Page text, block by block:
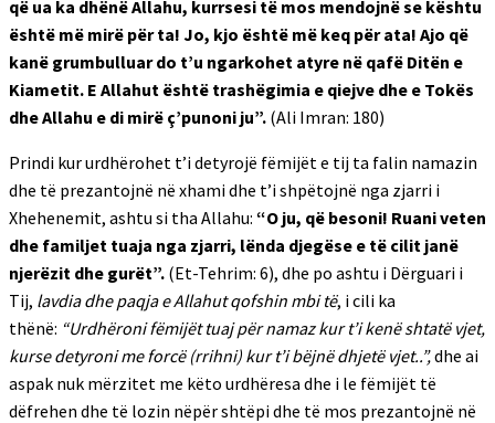
që ua ka dhënë Allahu, kurrsesi të mos mendojnë se kështu
është më mirë për ta! Jo, kjo është më keq për ata! Ajo që
kanë grumbulluar do t’u ngarkohet atyre në qafë Ditën e
Kiametit. E Allahut është trashëgimia e qiejve dhe e Tokës
dhe Allahu e di mirë ç’punoni ju”. (Ali Imran: 180)
Prindi kur urdhërohet t’i detyrojë fëmijët e tij ta falin namazin
dhe të prezantojnë në xhami dhe t’i shpëtojnë nga zjarri i
Xhehenemit, ashtu si tha Allahu: “O ju, që besoni! Ruani veten
dhe familjet tuaja nga zjarri, lënda djegëse e të cilit janë
njerëzit dhe gurët”. (Et-Tehrim: 6), dhe po ashtu i Dërguari i
Tij, lavdia dhe paqja e Allahut qofshin mbi të, i cili ka
thënë: “Urdhëroni fëmijët tuaj për namaz kur t’i kenë shtatë vjet,
kurse detyroni me forcë (rrihni) kur t’i bëjnë dhjetë vjet..”,dhe ai
aspak nuk mërzitet me këto urdhëresa dhe i le fëmijët të
dëfrehen dhe të lozin nëpër shtëpi dhe të mos prezantojnë në